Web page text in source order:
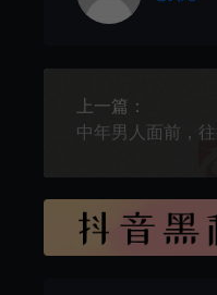
上一篇：
中年男人面前，